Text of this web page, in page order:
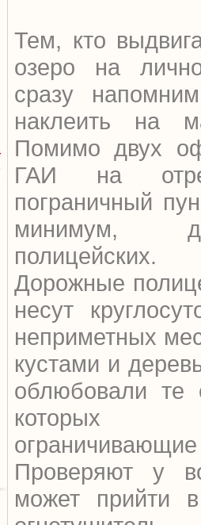
Тем, кто
озеро на
сразу
наклеить на
Помимо двух
ГАИ на
пограничный
минимум,
полицейских.
Дорожные
несут
неприметных
кустами и
облюбовали те
которых
Проверяют у
может прийти